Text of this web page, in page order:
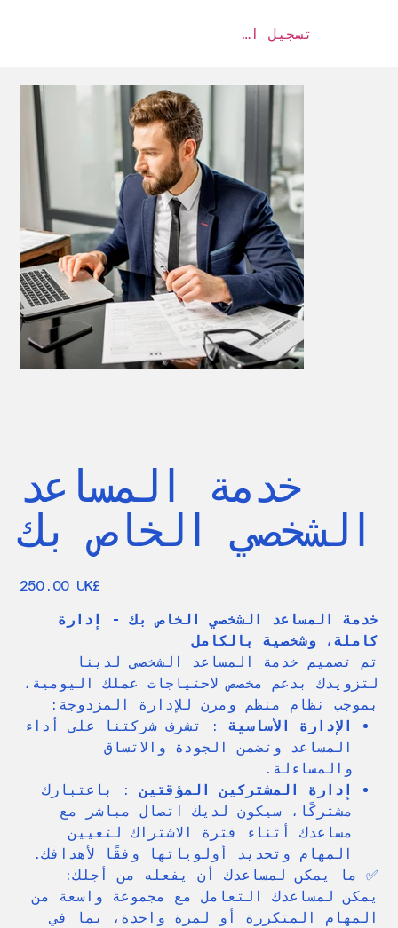
تسجيل الدخول
خدمة المساعد
الشخصي الخاص بك
‏250.00 UK£
خدمة المساعد الشخصي الخاص بك - إدارة
كاملة، وشخصية بالكامل
تم تصميم خدمة المساعد الشخصي لدينا
لتزويدك بدعم مخصص لاحتياجات عملك اليومية،
بموجب نظام منظم ومرن للإدارة المزدوجة:
الإدارة الأساسية : تشرف شركتنا على أداء
المساعد وتضمن الجودة والاتساق
والمساءلة.
إدارة المشتركين المؤقتين: باعتبارك
مشتركًا، سيكون لديك اتصال مباشر مع
مساعدك أثناء فترة الاشتراك لتعيين
المهام وتحديد أولوياتها وفقًا لأهدافك.
✅ ما يمكن لمساعدك أن يفعله من أجلك:
يمكن لمساعدك التعامل مع مجموعة واسعة من
المهام المتكررة أو لمرة واحدة، بما في